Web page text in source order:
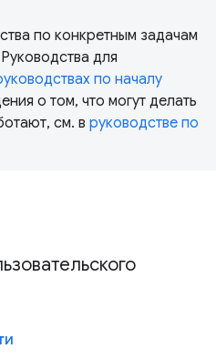
по конкретным задачам
для
по началу
о том, что могут делать
см. в руководстве по